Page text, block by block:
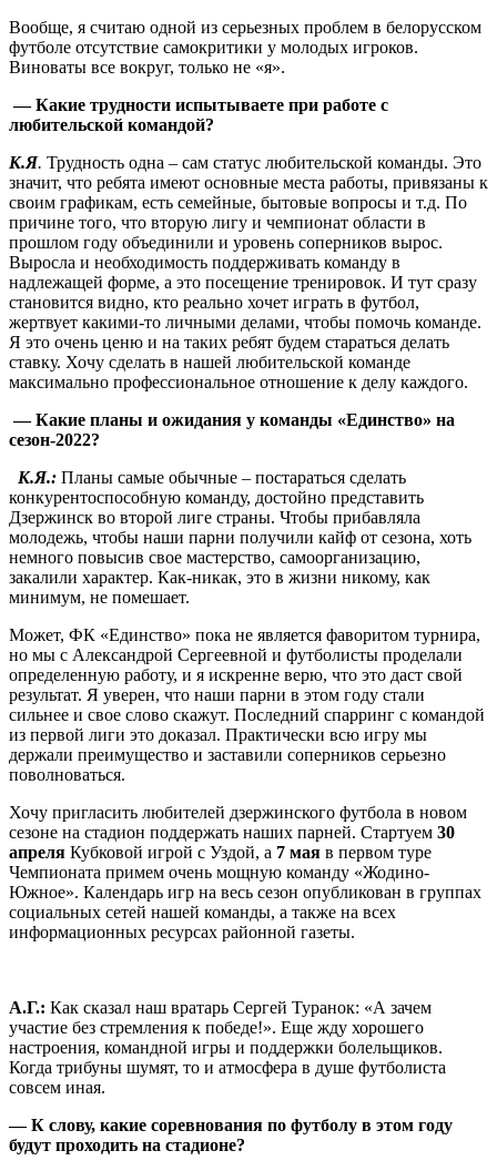
Вообще, я считаю одной из серьезных проблем в белорусском
футболе отсутствие самокритики у молодых игроков.
Виноваты все вокруг, только не «я».
— Какие трудности испытываете при работе с
любительской командой?
К.Я. Трудность одна – сам статус любительской команды. Это
значит, что ребята имеют основные места работы, привязаны к
своим графикам, есть семейные, бытовые вопросы и т.д. По
причине того, что вторую лигу и чемпионат области в
прошлом году объединили и уровень соперников вырос.
Выросла и необходимость поддерживать команду в
надлежащей форме, а это посещение тренировок. И тут сразу
становится видно, кто реально хочет играть в футбол,
жертвует какими-то личными делами, чтобы помочь команде.
Я это очень ценю и на таких ребят будем стараться делать
ставку. Хочу сделать в нашей любительской команде
максимально профессиональное отношение к делу каждого.
— Какие планы и ожидания у команды «Единство» на
сезон-2022?
К.Я.: Планы самые обычные – постараться сделать
конкурентоспособную команду, достойно представить
Дзержинск во второй лиге страны. Чтобы прибавляла
молодежь, чтобы наши парни получили кайф от сезона, хоть
немного повысив свое мастерство, самоорганизацию,
закалили характер. Как-никак, это в жизни никому, как
минимум, не помешает.
Может, ФК «Единство» пока не является фаворитом турнира,
но мы с Александрой Сергеевной и футболисты проделали
определенную работу, и я искренне верю, что это даст свой
результат. Я уверен, что наши парни в этом году стали
сильнее и свое слово скажут. Последний спарринг с командой
из первой лиги это доказал. Практически всю игру мы
держали преимущество и заставили соперников серьезно
поволноваться.
Хочу пригласить любителей дзержинского футбола в новом
сезоне на стадион поддержать наших парней. Стартуем 30
апреля Кубковой игрой с Уздой, а 7 мая в первом туре
Чемпионата примем очень мощную команду «Жодино-
Южное». Календарь игр на весь сезон опубликован в группах
социальных сетей нашей команды, а также на всех
информационных ресурсах районной газеты.
А.Г.: Как сказал наш вратарь Сергей Туранок: «А зачем
участие без стремления к победе!». Еще жду хорошего
настроения, командной игры и поддержки болельщиков.
Когда трибуны шумят, то и атмосфера в душе футболиста
совсем иная.
— К слову, какие соревнования по футболу в этом году
будут проходить на стадионе?